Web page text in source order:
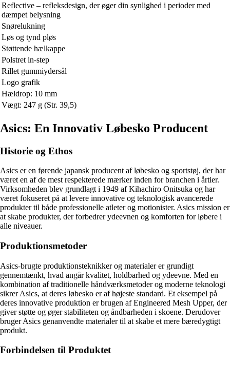
Reflective – refleksdesign, der øger din synlighed i perioder med
dæmpet belysning
Snørelukning
Løs og tynd pløs
Støttende hælkappe
Polstret in-step
Rillet gummiydersål
Logo grafik
Hældrop: 10 mm
Vægt: 247 g (Str. 39,5)
Asics: En Innovativ Løbesko Producent
Historie og Ethos
Asics er en førende japansk producent af løbesko og sportstøj, der har
været en af de mest respekterede mærker inden for branchen i årtier.
Virksomheden blev grundlagt i 1949 af Kihachiro Onitsuka og har
været fokuseret på at levere innovative og teknologisk avancerede
produkter til både professionelle atleter og motionister. Asics mission er
at skabe produkter, der forbedrer ydeevnen og komforten for løbere i
alle niveauer.
Produktionsmetoder
Asics-brugte produktionsteknikker og materialer er grundigt
gennemtænkt, hvad angår kvalitet, holdbarhed og ydeevne. Med en
kombination af traditionelle håndværksmetoder og moderne teknologi
sikrer Asics, at deres løbesko er af højeste standard. Et eksempel på
deres innovative produktion er brugen af Engineered Mesh Upper, der
giver støtte og øger stabiliteten og åndbarheden i skoene. Derudover
bruger Asics genanvendte materialer til at skabe et mere bæredygtigt
produkt.
Forbindelsen til Produktet